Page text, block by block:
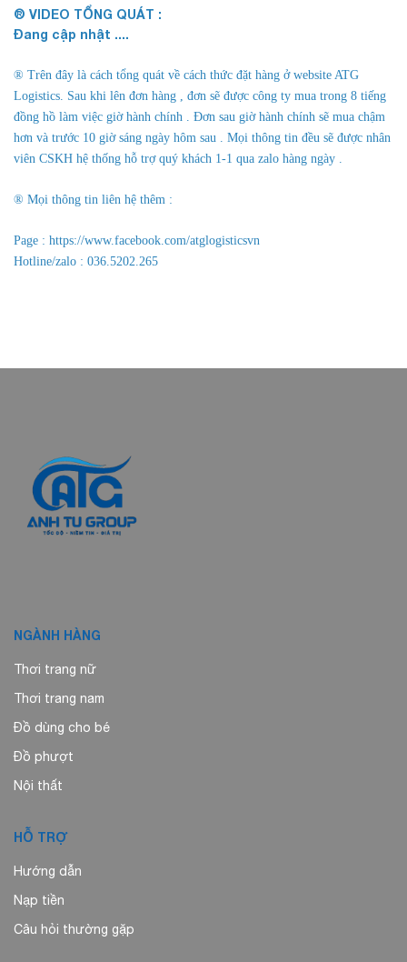
® VIDEO TỔNG QUÁT :
Đang cập nhật ....
® Trên đây là cách tổng quát về cách thức đặt hàng ở website ATG
Logistics. Sau khi lên đơn hàng , đơn sẽ được công ty mua trong 8 tiếng
đồng hồ làm việc giờ hành chính . Đơn sau giờ hành chính sẽ mua chậm
hơn và trước 10 giờ sáng ngày hôm sau . Mọi thông tin đều sẽ được nhân
viên CSKH hệ thống hỗ trợ quý khách 1-1 qua zalo hàng ngày .
® Mọi thông tin liên hệ thêm :
Page : https://www.facebook.com/atglogisticsvn
Hotline/zalo : 036.5202.265
NGÀNH HÀNG
Thơi trang nữ
Thơi trang nam
Đồ dùng cho bé
Đồ phượt
Nội thất
HỖ TRỢ
Hướng dẫn
Nạp tiền
Câu hỏi thường gặp